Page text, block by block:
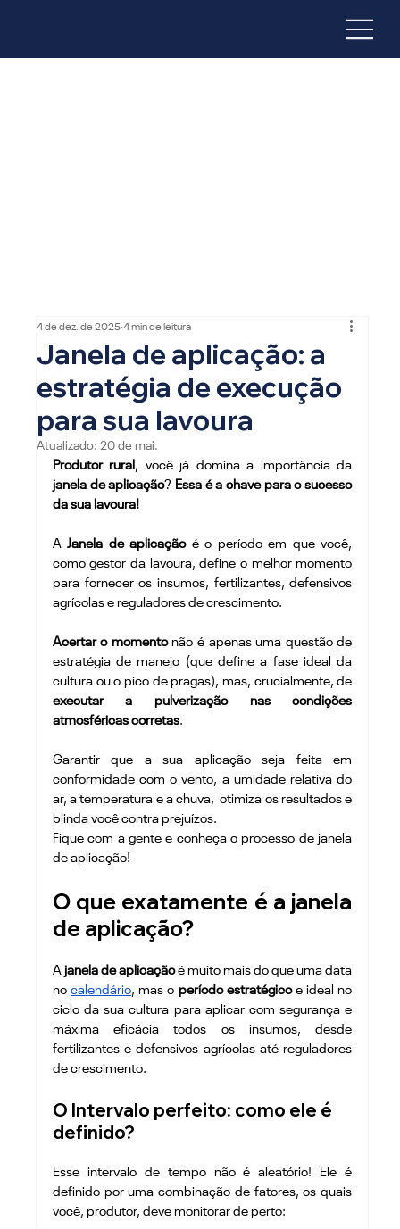
Janela de aplicação: a
estratégia de execução
para sua lavoura
4 de dez. de 2025 4 min de leitura
Atualizado: 20 de mai.
Produtor rural
janela de aplicação? Essa é a chave para o sucesso
da sua lavoura!
A Janela de aplicação é o período em que você,
como gestor da lavoura, define o melhor momento
para fornecer os insumos, fertilizantes, defensivos
agrícolas e reguladores de crescimento.
Acertar o momento não é apenas uma questão de
estratégia de manejo (que define a fase ideal da
executar a pulverização nas condições
atmosféricas corretas.
Garantir que a sua aplicação seja feita em
conformidade com o vento, a umidade relativa do
ar, a temperatura e a chuva, otimiza os resultados e
blinda você contra prejuízos.
Fique com a gente e conheça o processo de janela
de aplicação!
O que exatamente é a janela
de aplicação?
A janela de aplicação é muito mais do que uma data
no calendário, mas o período estratégico e ideal no
ciclo da sua cultura para aplicar com segurança e
máxima eficácia todos os insumos, desde
fertilizantes e defensivos agrícolas até reguladores
de crescimento.
O Intervalo perfeito: como ele é
definido?
Esse intervalo de tempo não é aleatório! Ele é
definido por uma combinação de fatores, os quais
você, produtor, deve monitorar de perto: